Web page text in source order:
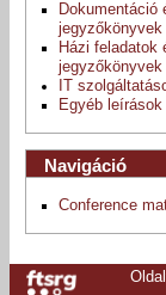
Dokumentáció
Házi feladatok
jegyzőkönyvek
IT
Egyéb leírások
Navigáció
Conference